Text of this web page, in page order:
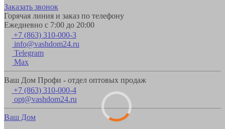
Заказать звонок
Горячая линия и заказ по телефону
Ежедневно с 7:00 до 20:00
+7 (863) 310-000-3
info@vashdom24.ru
Telegram
Max
Ваш Дом Профи - отдел оптовых продаж
+7 (863) 310-000-4
opt@vashdom24.ru
Ваш Дом